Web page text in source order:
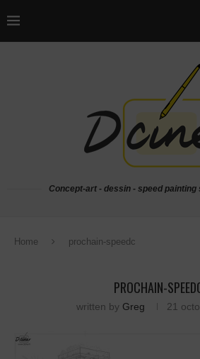
Concept-art - dessin - speed painting
Home prochain-speedc
PROCHAIN-
written by Greg 21